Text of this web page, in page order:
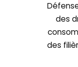
des
des